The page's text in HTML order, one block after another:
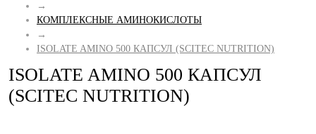
→
КОМПЛЕКСНЫЕ АМИНОКИСЛОТЫ
→
ISOLATE AMINO 500 КАПСУЛ (SCITEC NUTRITION)
ISOLATE AMINO 500 КАПСУЛ
(SCITEC NUTRITION)